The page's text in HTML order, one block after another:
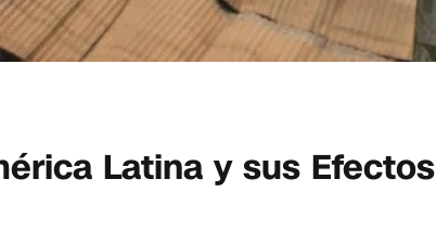
Latina y sus Efectos